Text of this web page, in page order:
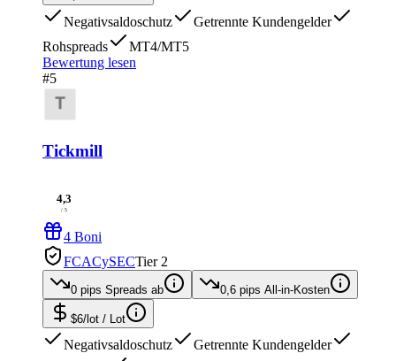
Negativsaldoschutz
Getrennte Kundengelder
Rohspreads
MT4/MT5
Bewertung lesen
#5
Tickmill
4,3
/ 5
4 Boni
FCACySECTier 2
0 pips Spreads ab 0,6 pips All-in-Kosten
$6/lot / Lot
Negativsaldoschutz
Getrennte Kundengelder